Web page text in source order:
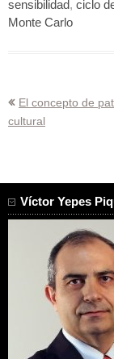
sensibilidad, ciclo
Monte Carlo
Navegación
de
El concepto de
cultural
Víctor Yepes